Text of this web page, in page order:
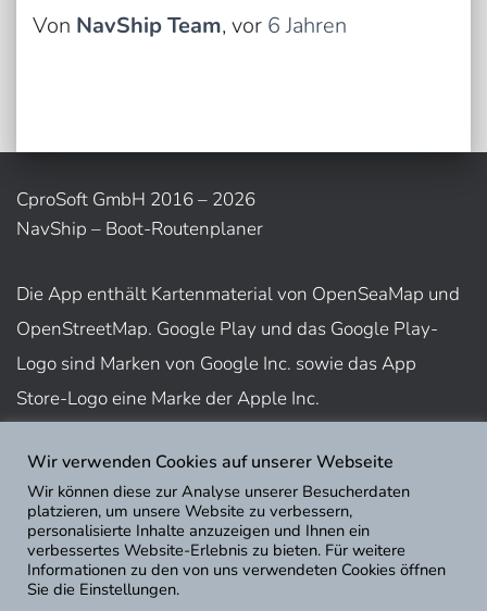
Von NavShip Team, vor 6 Jahren
CproSoft GmbH 2016 – 2026
NavShip – Boot-Routenplaner
Die App enthält Kartenmaterial von OpenSeaMap und
OpenStreetMap. Google Play und das Google Play-
Logo sind Marken von Google Inc. sowie das App
Store-Logo eine Marke der Apple Inc.
Nutzungsbedingungen
Impressum
Datenschutz
Wir verwenden Cookies auf unserer Webseite
Wir können diese zur Analyse unserer Besucherdaten
platzieren, um unsere Website zu verbessern,
personalisierte Inhalte anzuzeigen und Ihnen ein
verbessertes Website-Erlebnis zu bieten. Für weitere
Informationen zu den von uns verwendeten Cookies öffnen
Sie die Einstellungen.